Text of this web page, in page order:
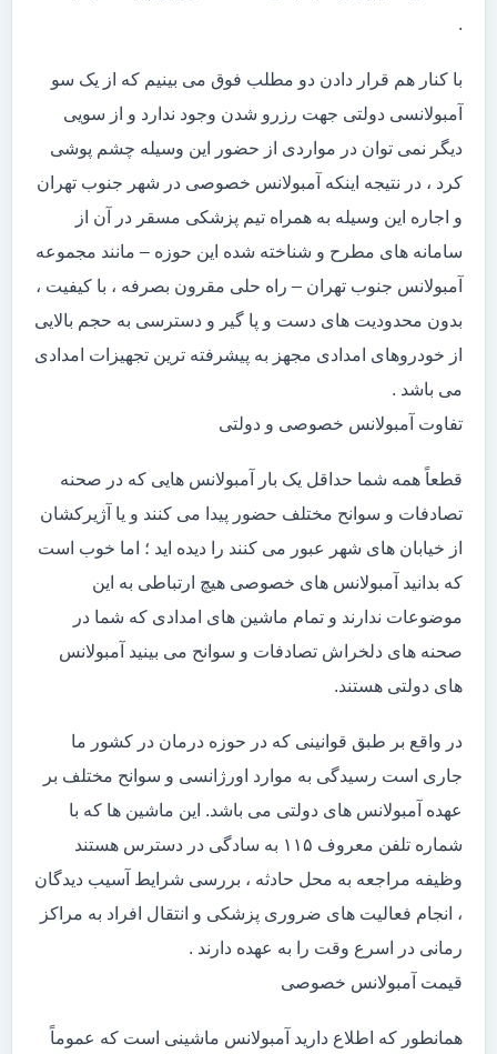
.
با کنار هم قرار دادن دو مطلب فوق می بینیم که از یک سو
آمبولانسی دولتی جهت رزرو شدن وجود ندارد و از سویی
دیگر نمی توان در مواردی از حضور این وسیله چشم پوشی
کرد ، در نتیجه اینکه آمبولانس خصوصی در شهر جنوب تهران
و اجاره این وسیله به همراه تیم پزشکی مسقر در آن از
سامانه های مطرح و شناخته شده این حوزه – مانند مجموعه
آمبولانس جنوب تهران – راه حلی مقرون بصرفه ، با کیفیت ،
بدون محدودیت های دست و پا گیر و دسترسی به حجم بالایی
از خودروهای امدادی مجهز به پیشرفته ترین تجهیزات امدادی
می باشد .
تفاوت آمبولانس خصوصی و دولتی
قطعاً همه شما حداقل یک بار آمبولانس هایی که در صحنه
تصادفات و سوانح مختلف حضور پیدا می کنند و یا آژیرکشان
از خیابان های شهر عبور می کنند را دیده اید ؛ اما خوب است
که بدانید آمبولانس های خصوصی هیچ ارتباطی به این
موضوعات ندارند و تمام ماشین های امدادی که شما در
صحنه های دلخراش تصادفات و سوانح می بینید آمبولانس
های دولتی هستند.
در واقع بر طبق قوانینی که در حوزه درمان در کشور ما
جاری است رسیدگی به موارد اورژانسی و سوانح مختلف بر
عهده آمبولانس های دولتی می باشد. این ماشین ها که با
شماره تلفن معروف ۱۱۵ به سادگی در دسترس هستند
وظیفه مراجعه به محل حادثه ، بررسی شرایط آسیب دیدگان
، انجام فعالیت های ضروری پزشکی و انتقال افراد به مراکز
رمانی در اسرع وقت را به عهده دارند .
قیمت آمبولانس خصوصی
همانطور که اطلاع دارید آمبولانس ماشینی است که عموماً